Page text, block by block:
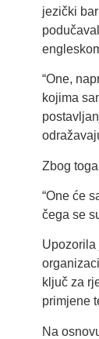
jezički
“One,
kojima
Zbog
“One će
čega se
Upozorila
ključ za
primjene
Na